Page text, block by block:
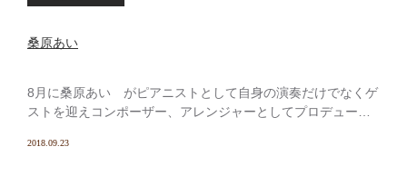
桑原あい
8月に桑原あい がピアニストとして自身の演奏だけでなくゲ
ストを迎えコンポーザー、アレンジャーとしてプロデュース
2018.09.23